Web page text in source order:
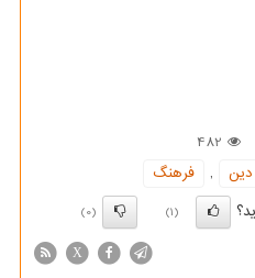
482
دین ,
فرهنگ
(1)
(0)
X